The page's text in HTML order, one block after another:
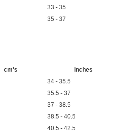
33 - 35
35 - 37
cm's
inches
34 - 35.5
35.5 - 37
37 - 38.5
38.5 - 40.5
40.5 - 42.5